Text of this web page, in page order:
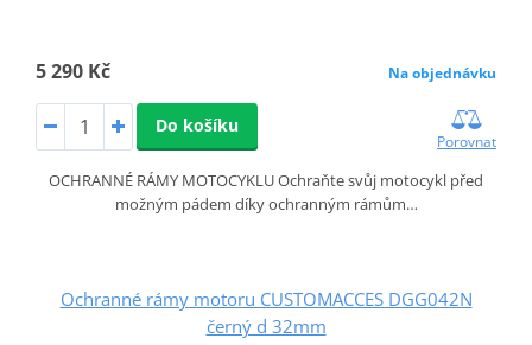
5 290 Kč Na objednávku
Do košíku
Porovnat
OCHRANNÉ RÁMY MOTOCYKLU Ochraňte svůj motocykl před
možným pádem díky ochranným rámům…
Ochranné rámy motoru CUSTOMACCES DGG042N
černý d 32mm